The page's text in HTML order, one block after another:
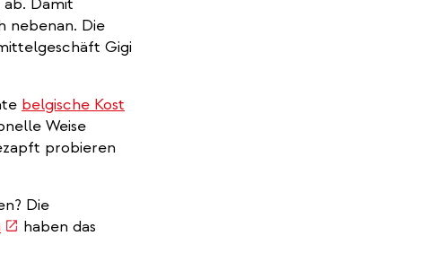
nebenan. Die
Gigi
belgische Kost
Weise
probieren
Die
(linkhaben das